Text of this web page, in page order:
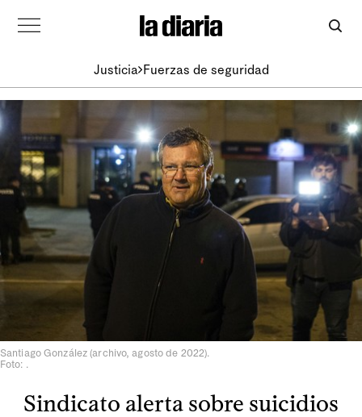
Justicia Fuerzas de seguridad
Santiago González (archivo, agosto de 2022).
Foto: .
Sindicato alerta sobre suicidios